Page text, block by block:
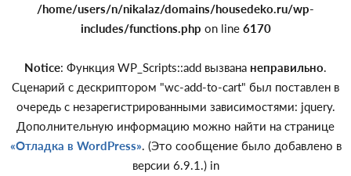
/home/users/n/nikalaz/domains/housedeko.ru/wp-
includes/functions.php on line 6170
Notice: Функция WP_Scripts::add вызвана неправильно.
Сценарий с дескриптором "wc-add-to-cart" был поставлен в
очередь с незарегистрированными зависимостями: jquery.
Дополнительную информацию можно найти на странице
«Отладка в WordPress». (Это сообщение было добавлено в
версии 6.9.1.) in